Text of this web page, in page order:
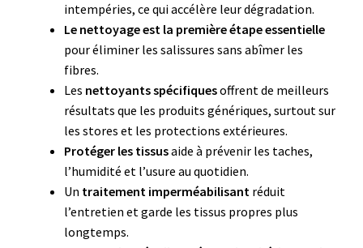
intempéries, ce qui accélère leur dégradation.
Le nettoyage est la première étape essentielle
pour éliminer les salissures sans abîmer les
fibres.
Les nettoyants spécifiquesoffrent de meilleurs
résultats que les produits génériques, surtout sur
les stores et les protections extérieures.
Protéger les tissusaide à prévenir les taches,
l’humidité et l’usure au quotidien.
Un traitement imperméabilisant réduit
l’entretien et garde les tissus propres plus
longtemps.